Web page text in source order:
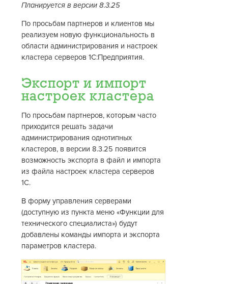
Планируется в версии 8.3.25
По просьбам партнеров и клиентов мы
реализуем новую функциональность в
области администрирования и настроек
кластера серверов 1С:Предприятия.
Экспорт и импорт
настроек кластера
По просьбам партнеров, которым часто
приходится решать задачи
администрирования однотипных
кластеров, в версии 8.3.25 появится
возможность экспорта в файл и импорта
из файла настроек кластера серверов
1С.
В форму управления серверами
(доступную из пункта меню «Функции для
технического специалиста») будут
добавлены команды импорта и экспорта
параметров кластера.